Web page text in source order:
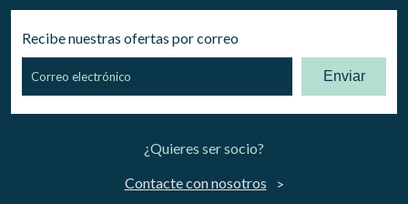
Recibe nuestras ofertas por correo
Enviar
¿Quieres ser socio?
Contacte con nosotros